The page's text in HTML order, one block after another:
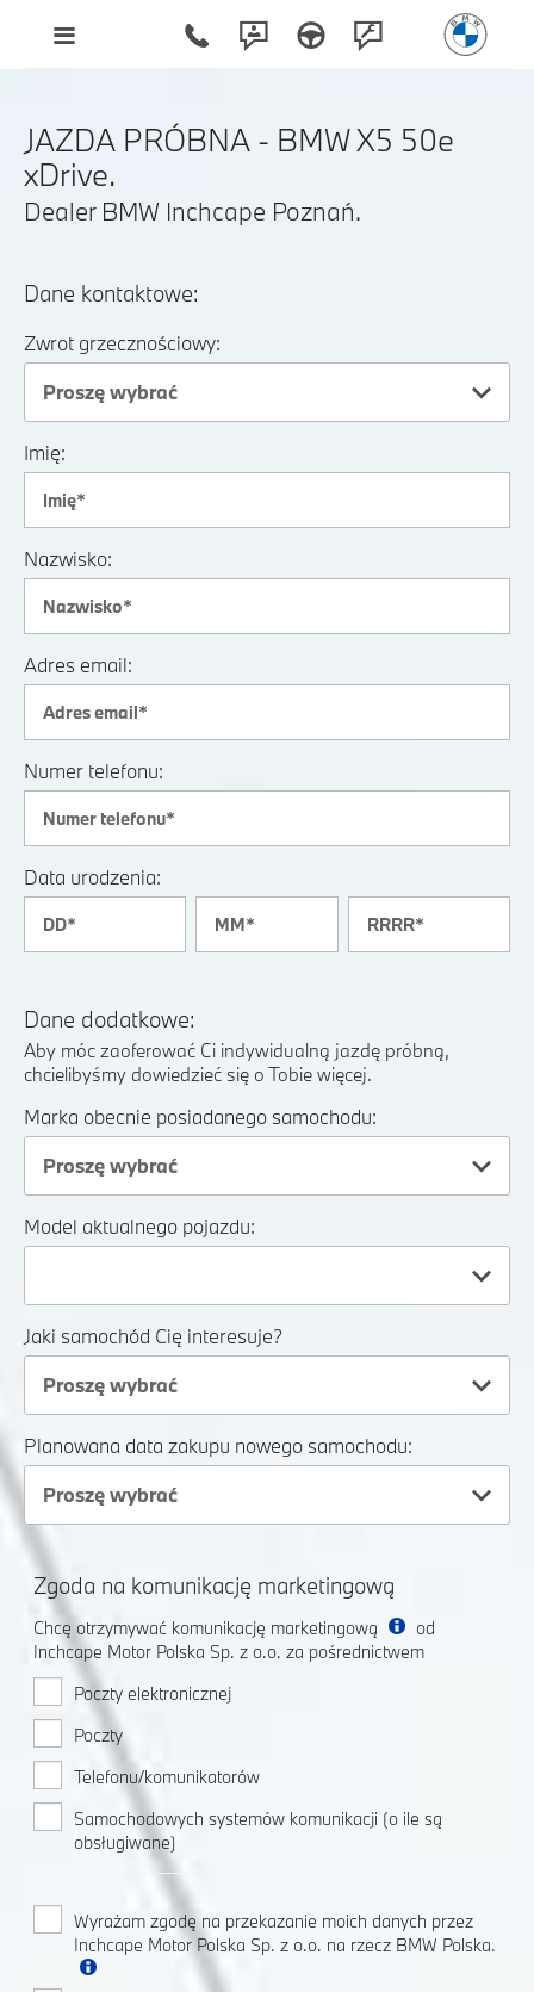
JAZDA PRÓBNA - BMW X5 50e
xDrive.
Dealer BMW Inchcape Poznań.
Dane kontaktowe:
Zwrot grzecznościowy:
Proszę wybrać
Imię:
Nazwisko:
Adres email:
Numer telefonu:
Data urodzenia:
Dane dodatkowe:
Aby móc zaoferować Ci indywidualną jazdę próbną,
chcielibyśmy dowiedzieć się o Tobie więcej.
Marka obecnie posiadanego samochodu:
Proszę wybrać
Model aktualnego pojazdu:
Jaki samochód Cię interesuje?
Proszę wybrać
Planowana data zakupu nowego samochodu:
Proszę wybrać
Zgoda na komunikację marketingową
Chcę otrzymywać komunikację marketingową
od
Inchcape Motor Polska Sp. z o.o. za pośrednictwem
Poczty elektronicznej
Poczty
Telefonu/komunikatorów
Samochodowych systemów komunikacji (o ile są
obsługiwane)
Wyrażam zgodę na przekazanie moich danych przez
Inchcape Motor Polska Sp. z o.o. na rzecz BMW Polska.